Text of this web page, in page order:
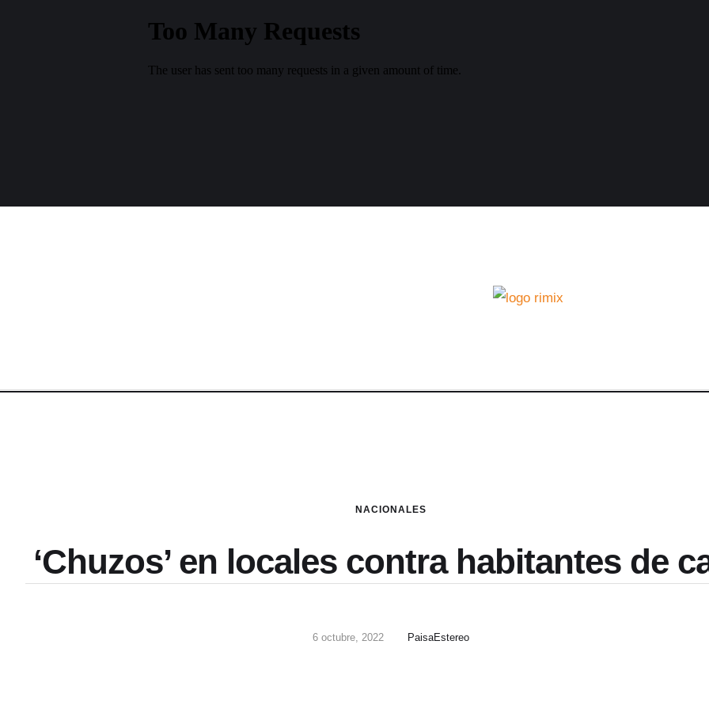
NACIONALES
‘Chuzos’ en locales contra habitantes de
6 octubre, 2022 PaisaEstereo